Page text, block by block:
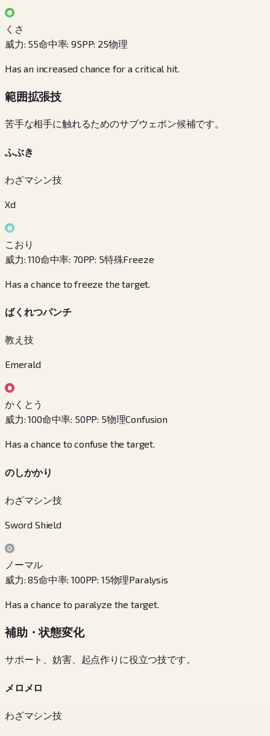
くさ
威力: 55命中率:95PP: 25物理
Has an increased chance for a critical hit.
範囲拡張技
苦手な相手に触れるためのサブウェポン候補です。
ふぶき
わざマシン技
Xd
こおり
威力:110命中率: 70PP: 5特殊Freeze
Has a chance to freeze the target.
ばくれつパンチ
教え技
Emerald
かくとう
威力:100命中率: 50PP: 5物理Confusion
Has a chance to confuse the target.
のしかかり
わざマシン技
Sword Shield
ノーマル
威力:85命中率:100PP: 15物理Paralysis
Has a chance to paralyze the target.
補助・状態変化
サポート、妨害、起点作りに役立つ技です。
メロメロ
わざマシン技